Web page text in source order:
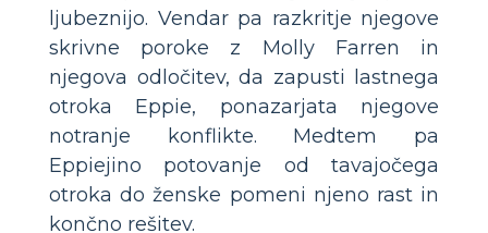
ljubeznijo. Vendar pa razkritje njegove
skrivne poroke z Molly Farren in
njegova odločitev, da zapusti lastnega
otroka Eppie, ponazarjata njegove
notranje konflikte. Medtem pa
Eppiejino potovanje od tavajočega
otroka do ženske pomeni njeno rast in
končno rešitev.